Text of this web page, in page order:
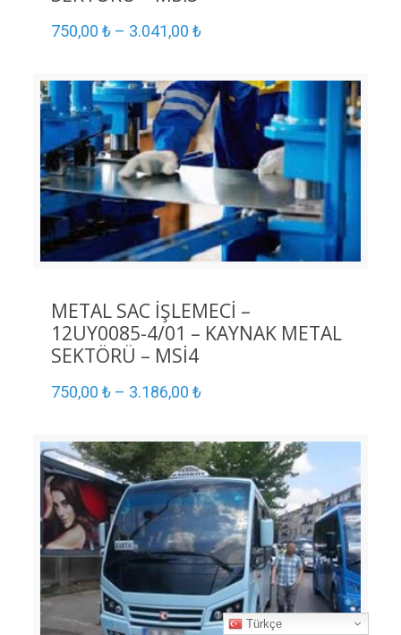
750,00 ₺– 3.041,00 ₺
METAL SAC İŞLEMECİ –
12UY0085-4/01 – KAYNAK METAL
SEKTÖRÜ – MSİ4
750,00 ₺– 3.186,00 ₺
Türkçe